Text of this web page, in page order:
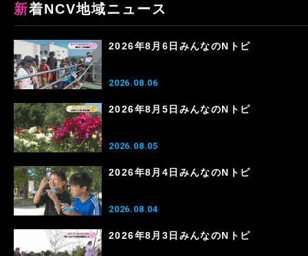
新着NCV地域ニュース
2026年8月6日みんなのNトピ
2026.08.06
2026年8月5日みんなのNトピ
2026.08.05
2026年8月4日みんなのNトピ
2026.08.04
2026年8月3日みんなのNトピ